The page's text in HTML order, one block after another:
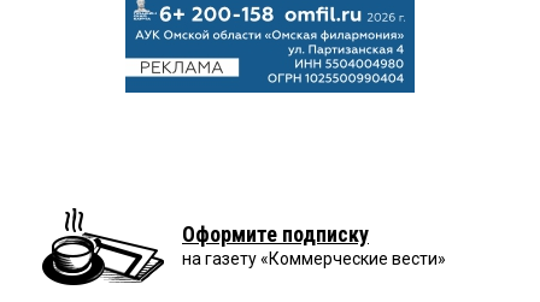
Оформите подписку
на газету «Коммерческие вести»